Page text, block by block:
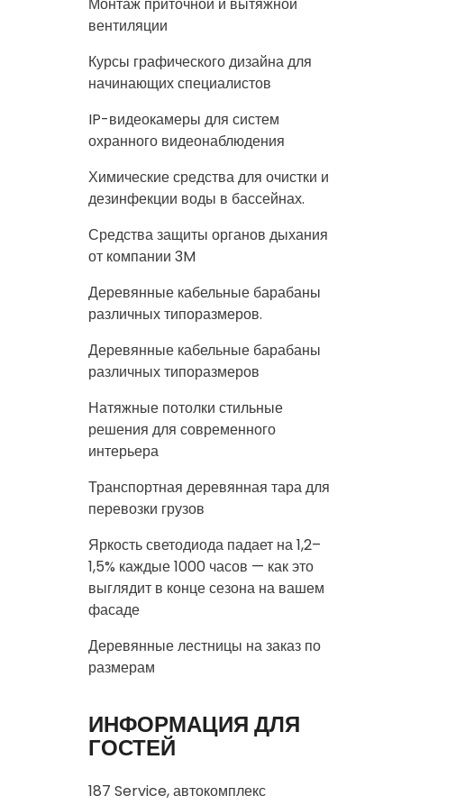
вентиляции
Курсы графического дизайна для
начинающих специалистов
IP-видеокамеры для систем
охранного видеонаблюдения
Химические средства для очистки и
дезинфекции воды в бассейнах.
Средства защиты органов дыхания
от компании 3M
Деревянные кабельные барабаны
различных типоразмеров.
Деревянные кабельные барабаны
различных типоразмеров
Натяжные потолки стильные
решения для современного
интерьера
Транспортная деревянная тара для
перевозки грузов
Яркость светодиода падает на 1,2–
1,5% каждые 1000 часов — как это
выглядит в конце сезона на вашем
фасаде
Деревянные лестницы на заказ по
размерам
ИНФОРМАЦИЯ ДЛЯ
ГОСТЕЙ
187 Service, автокомплекс